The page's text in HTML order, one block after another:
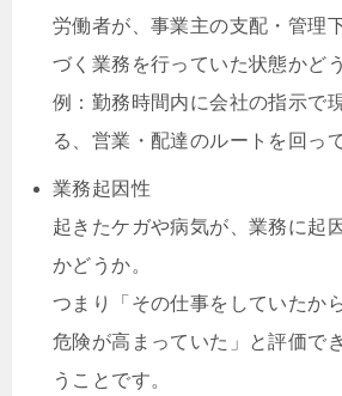
労働者が、事業主の支配・管理
づく業務を行っていた状態かどう
例：勤務時間内に会社の指示で
る、営業・配達のルートを回っ
業務起因性
起きたケガや病気が、業務に起
かどうか。
つまり「その仕事をしていたか
危険が高まっていた」と評価で
うことです。